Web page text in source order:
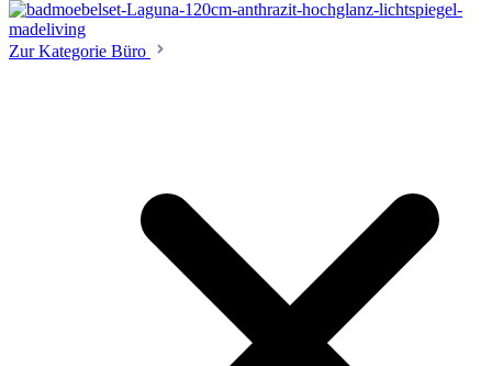
Zur Kategorie Büro